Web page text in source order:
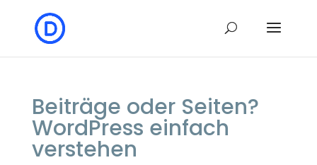
Beiträge oder Seiten?
WordPress einfach
verstehen